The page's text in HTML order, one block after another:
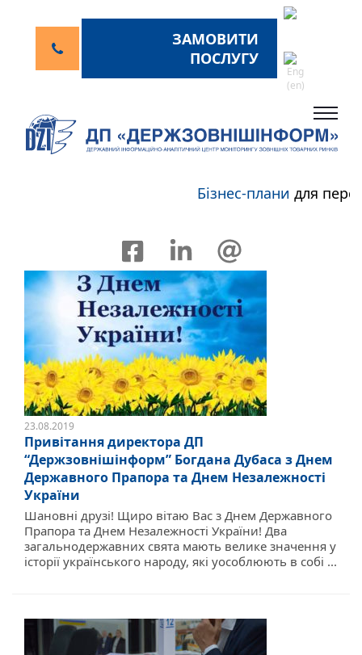
ЗАМОВИТИ
ПОСЛУГУ
Бізнес-планидля
23.08.2019
Привітання директора ДП
“Держзовнішінформ” Богдана Дубаса з Днем
Державного Прапора та Днем Незалежності
України
Шановні друзі! Щиро вітаю Вас з Днем Державного
Прапора та Днем Незалежності України! Два
загальнодержавних свята мають велике значення у
історії українського народу, які уособлюють в собі ...